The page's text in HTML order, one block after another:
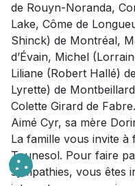
de Rouyn-Noranda,
Lake, Côme de
Shinck) de Montréal,
d’Évain, Michel
Liliane (Robert Hallé)
Lyrette) de
Colette Girard de
Aimé Cyr, sa mère
La famille vous invite
Tounesol. Pour faire
sympathies, vous êtes